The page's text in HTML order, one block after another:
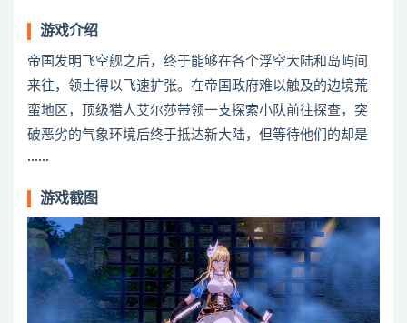
游戏介绍
帝国发明飞空舰之后，终于能够在各个浮空大陆和岛屿间
来往，领土得以飞速扩张。在帝国政府难以触及的边境荒
蛮地区，顶级猎人艾尔莎带领一支探索小队前往探查，突
破恶劣的气象环境后终于抵达新大陆，但等待他们的却是
······
游戏截图